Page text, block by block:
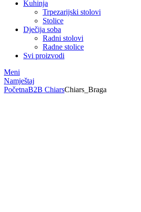
Kuhinja
Trpezarijski stolovi
Stolice
Dječija soba
Radni stolovi
Radne stolice
Svi proizvodi
Meni
Namještaj
PočetnaB2B ChiarsChiars_Braga